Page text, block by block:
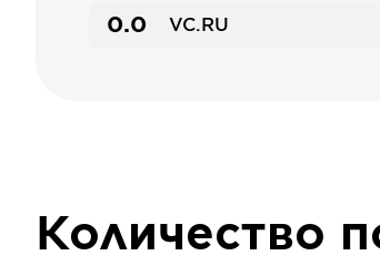
0.0 VC.RU
Количество